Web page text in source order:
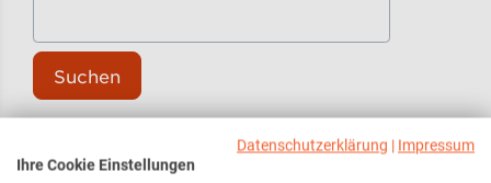
Suchen
Datenschutzerklärung | Impressum
Ihre Cookie Einstellungen